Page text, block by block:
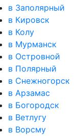
в Заполярный
в Кировск
в Колу
в Мурманск
в Островной
в Полярный
в Снежногорск
в Арзамас
в Богородск
в Ветлугу
в Ворсму